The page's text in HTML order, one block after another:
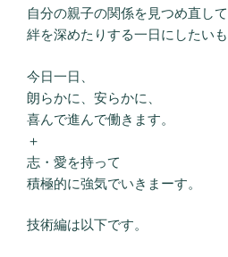
自分の親子の関係を見つめ直して
絆を深めたりする一日にしたいも
今日一日、
朗らかに、安らかに、
喜んで進んで働きます。
＋
志・愛を持って
積極的に強気でいきまーす。
技術編は以下です。